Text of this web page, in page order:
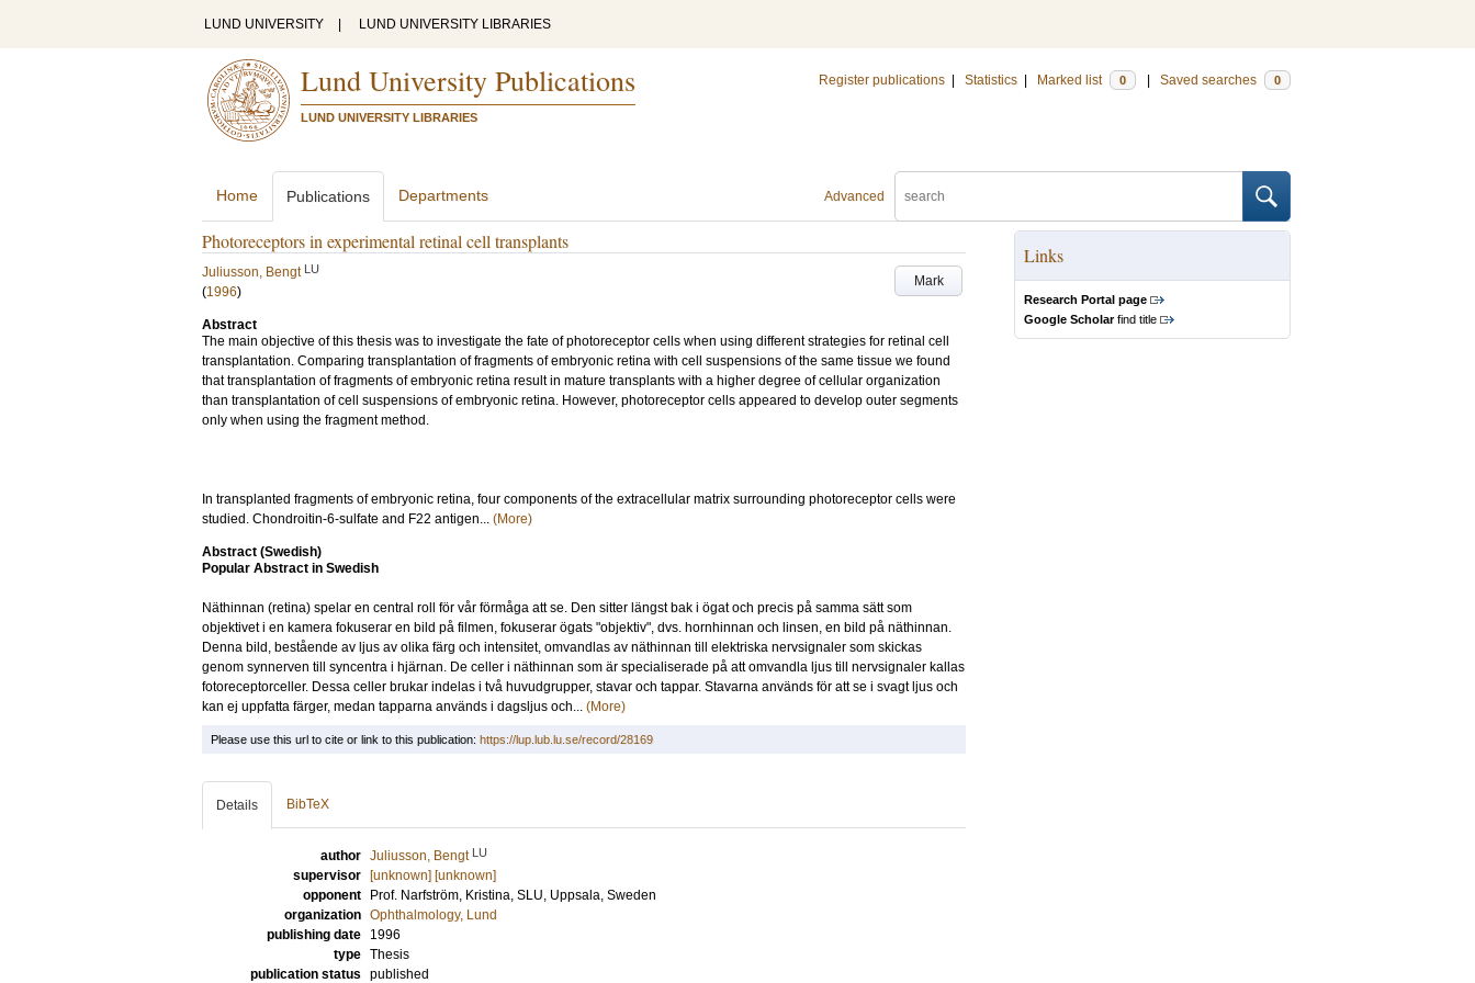
LUND UNIVERSITY LUND UNIVERSITY LIBRARIES
Lund University Publications
LUND UNIVERSITY LIBRARIES
Register publications Statistics Marked list 0 Saved searches 0
Advanced
Home Publications Departments
Photoreceptors in experimental retinal cell transplants
Mark
Juliusson, Bengt LU
(1996)
Abstract
The main objective of this thesis was to investigate the fate of photoreceptor cells when using different strategies for retinal cell
transplantation. Comparing transplantation of fragments of embryonic retina with cell suspensions of the same tissue we found
that transplantation of fragments of embryonic retina result in mature transplants with a higher degree of cellular organization
than transplantation of cell suspensions of embryonic retina. However, photoreceptor cells appeared to develop outer segments
only when using the fragment method.
In transplanted fragments of embryonic retina, four components of the extracellular matrix surrounding photoreceptor cells were
studied. Chondroitin-6-sulfate and F22 antigen... (More)
Abstract (Swedish)
Popular Abstract in Swedish
Näthinnan (retina) spelar en central roll för vår förmåga att se. Den sitter längst bak i ögat och precis på samma sätt som
objektivet i en kamera fokuserar en bild på filmen, fokuserar ögats "objektiv", dvs. hornhinnan och linsen, en bild på näthinnan.
Denna bild, bestående av ljus av olika färg och intensitet, omvandlas av näthinnan till elektriska nervsignaler som skickas
genom synnerven till syncentra i hjärnan. De celler i näthinnan som är specialiserade på att omvandla ljus till nervsignaler kallas
fotoreceptorceller. Dessa celler brukar indelas i två huvudgrupper, stavar och tappar. Stavarna används för att se i svagt ljus och
kan ej uppfatta färger, medan tapparna används i dagsljus och... (More)
Links
Research Portal page
Google Scholarfind title
Please use this url to cite or link to this publication: https://lup.lub.lu.se/record/28169
Details BibTeX
author Juliusson, Bengt LU
supervisor
[unknown] [unknown]
opponent
Prof. Narfström, Kristina, SLU, Uppsala, Sweden
organization Ophthalmology, Lund
publishing date
1996
type Thesis
publication status published